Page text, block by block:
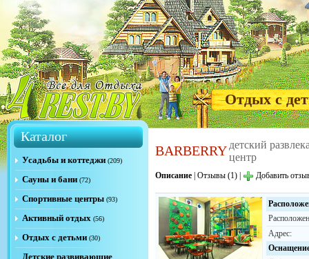
Отдых с
Каталог
Усадьбы и коттеджи (209)
Сауны и бани (72)
Спортивные центры (93)
Активный отдых (56)
Отдых с детьми (30)
Детские развивающие
BARBERRY детский
центр
Описание Отзывы (1) Добавить
Адрес: